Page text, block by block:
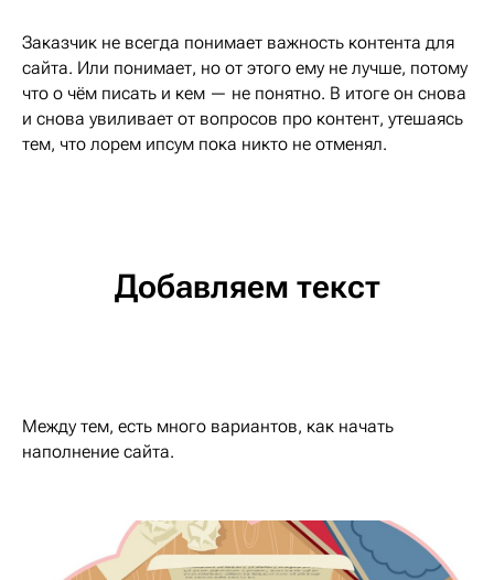
Заказчик не всегда понимает важность контента для
сайта. Или понимает, но от этого ему не лучше, потому
что о чём писать и кем — не понятно. В итоге он снова
и снова увиливает от вопросов про контент, утешаясь
тем, что лорем ипсум пока никто не отменял.
Добавляем текст
Между тем, есть много вариантов, как начать
наполнение сайта.